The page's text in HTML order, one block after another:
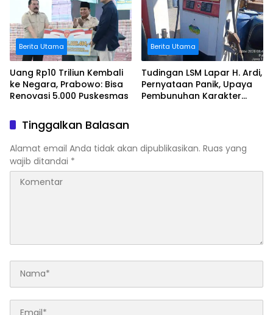
Berita Utama
Uang Rp10 Triliun Kembali
ke Negara, Prabowo: Bisa
Renovasi 5.000 Puskesmas
Berita Utama
Tudingan LSM Lapar H. Ardi,
Pernyataan Panik, Upaya
Pembunuhan Karakter
Tinggalkan Balasan
Alamat email Anda tidak akan dipublikasikan. Ruas yang
wajib ditandai *